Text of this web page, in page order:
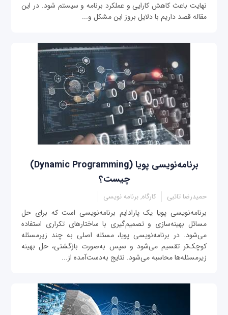
نهایت باعث کاهش کارایی و عملکرد برنامه و سیستم شود. در این
مقاله قصد داریم با دلایل بروز این مشکل و...
برنامه‌نویسی پویا (Dynamic Programming)
چیست؟
حمیدرضا تائبی کارگاه, برنامه نویسی
برنامه‌نویسی پویا یک پارادایم برنامه‌نویسی است که برای حل
مسائل بهینه‌سازی و تصمیم‌گیری با ساختارهای تکراری استفاده
می‌شود. در برنامه‌نویسی پویا، مسئله اصلی به چند زیرمسئله
کوچک‌تر تقسیم می‌شود و سپس به‌صورت بازگشتی، حل بهینه
زیرمسئله‌ها محاسبه می‌شود. نتایج به‌دست‌آمده از...